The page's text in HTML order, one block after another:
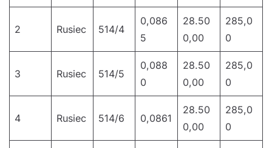
2 Rusiec 514/4
0,086
5
28.50
0,00
285,0
0
3 Rusiec 514/5
0,088
0
28.50
0,00
285,0
0
4 Rusiec 514/6 0,0861
28.50
0,00
285,0
0